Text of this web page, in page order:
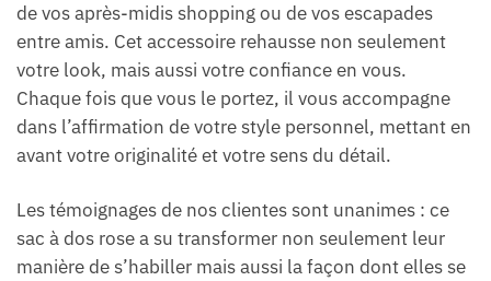
de vos après-midis shopping ou de vos escapades
entre amis. Cet accessoire rehausse non seulement
votre look, mais aussi votre confiance en vous.
Chaque fois que vous le portez, il vous accompagne
dans l’affirmation de votre style personnel, mettant en
avant votre originalité et votre sens du détail.
Les témoignages de nos clientes sont unanimes : ce
sac à dos rose a su transformer non seulement leur
manière de s’habiller mais aussi la façon dont elles se